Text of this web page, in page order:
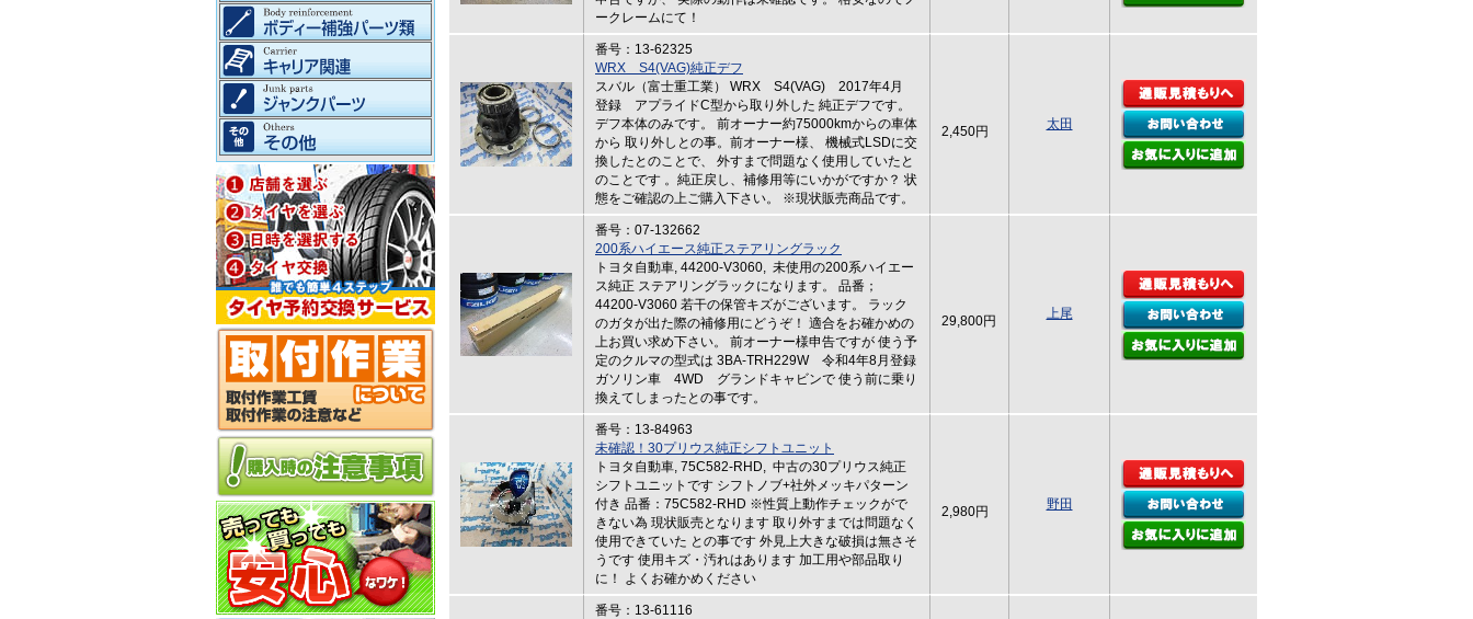
ークレームにて！
番号：13-62325
WRX S4(VAG)純正デフ
スバル（富士重工業） WRX S4(VAG) 2017年4月
登録 アプライドC型から取り外した 純正デフです。
デフ本体のみです。 前オーナー約75000kmからの車体
から 取り外しとの事。前オーナー様、 機械式LSDに交
換したとのことで、 外すまで問題なく使用していたと
のことです 。純正戻し、補修用等にいかがですか？ 状
態をご確認の上ご購入下さい。 ※現状販売商品です。
2,450円 太田
番号：07-132662
200系ハイエース純正ステアリングラック
トヨタ自動車, 44200-V3060, 未使用の200系ハイエー
ス純正 ステアリングラックになります。 品番；
44200-V3060 若干の保管キズがございます。 ラック
のガタが出た際の補修用にどうぞ！ 適合をお確かめの
上お買い求め下さい。 前オーナー様申告ですが 使う予
定のクルマの型式は 3BA-TRH229W 令和4年8月登録
ガソリン車 4WD グランドキャビンで 使う前に乗り
換えてしまったとの事です。
29,800円 上尾
番号：13-84963
未確認！30プリウス純正シフトユニット
トヨタ自動車, 75C582-RHD, 中古の30プリウス純正
シフトユニットです シフトノブ+社外メッキパターン
付き 品番：75C582-RHD ※性質上動作チェックがで
きない為 現状販売となります 取り外すまでは問題なく
使用できていた との事です 外見上大きな破損は無さそ
うです 使用キズ・汚れはあります 加工用や部品取り
に！ よくお確かめください
2,980円 野田
番号：13-61116